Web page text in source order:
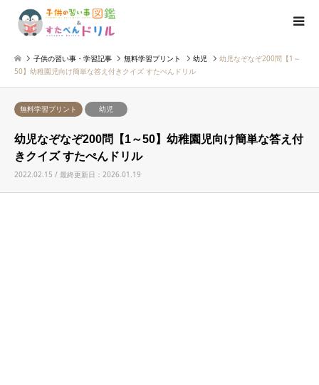
子供の習い事・学習記事 無料学習プリント 幼児
幼児なぞなぞ200問【1～
50】幼稚園児向け簡単な答え付きクイズ すたぺんドリル
無料学習プリント 幼児
幼児なぞなぞ200問【1～50】幼稚園児向け簡単な答え付
きクイズ すたぺんドリル
2022.02.15 / 最終更新日：2026.01.19